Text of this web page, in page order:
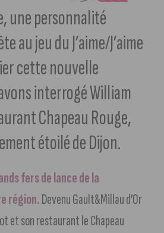
une personnalité
au jeu du J’aime/J’aime
cette nouvelle
interrogé William
Chapeau Rouge,
étoilé de Dijon.
fers de lance de la
région.Devenu Gault&Millau d’Or
et son restaurant le Chapeau